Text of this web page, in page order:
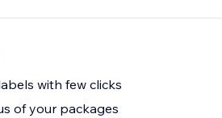
with few clicks
of your packages